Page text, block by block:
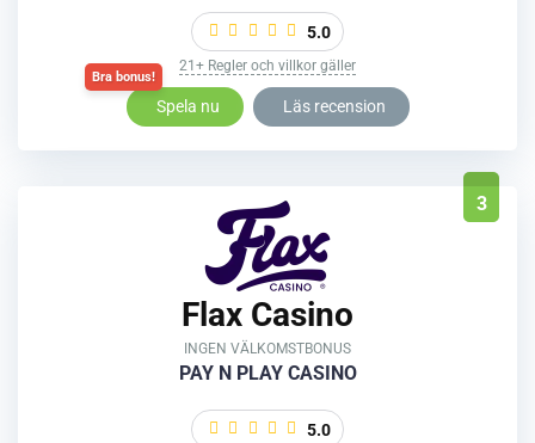
5.0
21+ Regler och villkor gäller
Spela nu Läs recension
3
Flax Casino
INGEN VÄLKOMSTBONUS
PAY N PLAY CASINO
5.0